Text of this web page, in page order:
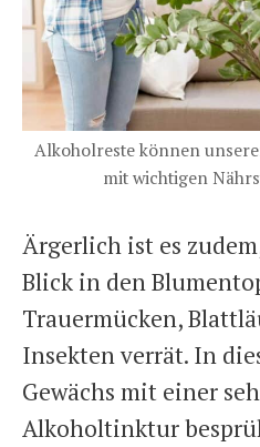
Alkoholreste können
mit wichtigen
Ärgerlich ist es
Blick in den
Trauermücken,
Insekten verrät. In
Gewächs mit einer
Alkoholtinktur